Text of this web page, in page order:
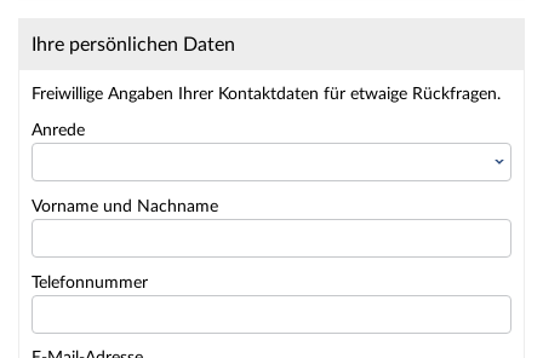
Ihre persönlichen Daten
Freiwillige Angaben Ihrer Kontaktdaten für etwaige Rückfragen.
Anrede
Vorname und Nachname
Telefonnummer